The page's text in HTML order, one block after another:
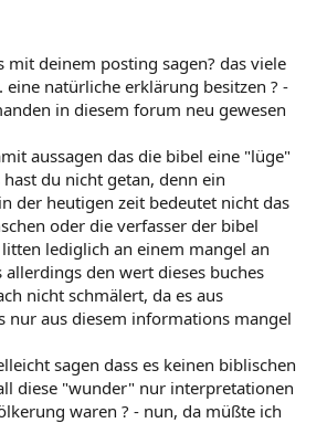
mit deinem posting sagen? das viele
eine natürliche erklärung besitzen ? -
in diesem forum neu gewesen
aussagen das die bibel eine "lüge"
hast du nicht getan, denn ein
der heutigen zeit bedeutet nicht das
oder die verfasser der bibel
lediglich an einem mangel an
den wert dieses buches
nicht schmälert, da es aus
nur aus diesem informations mangel
sagen dass es keinen biblischen
diese "wunder" nur interpretationen
waren ? - nun, da müßte ich